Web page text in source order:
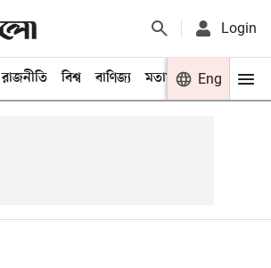
Login
রাজনীতি বিশ্ব বাণিজ্য মতামত খেলা
Eng